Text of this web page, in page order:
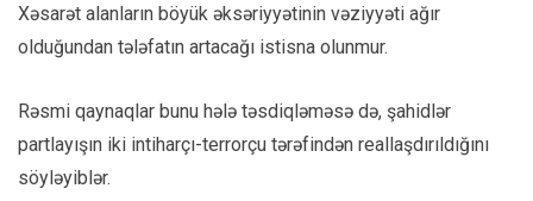
Xəsarət alanların böyük əksəriyyətinin vəziyyəti ağır
olduğundan tələfatın artacağı istisna olunmur.
Rəsmi qaynaqlar bunu hələ təsdiqləməsə də, şahidlər
partlayışın iki intiharçı-terrorçu tərəfindən reallaşdırıldığını
söyləyiblər.